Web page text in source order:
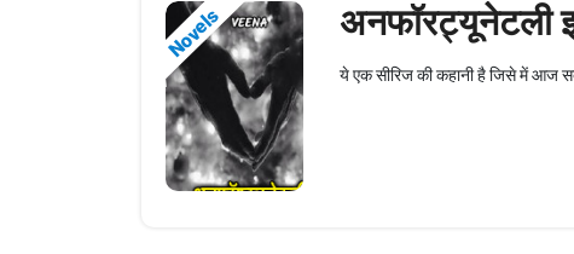
Novels अनफॉरट्यूनेटली
ये एक सीरिज की कहानी है जिसे में आज